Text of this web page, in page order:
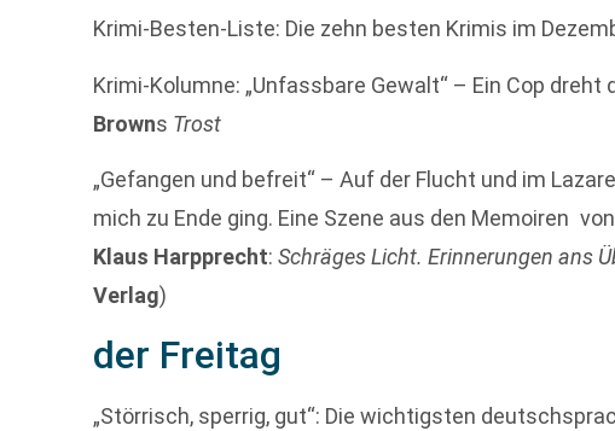
Krimi-Besten-Liste: Die zehn besten Krimis im
Krimi-Kolumne: „Unfassbare Gewalt“ – Ein Cop
Browns Trost
„Gefangen und befreit“ – Auf der Flucht und im
mich zu Ende ging. Eine Szene aus den Memoiren
Klaus Harpprecht:Schräges Licht. Erinnerungen ans
Verlag)
der Freitag
„Störrisch, sperrig, gut“: Die wichtigsten